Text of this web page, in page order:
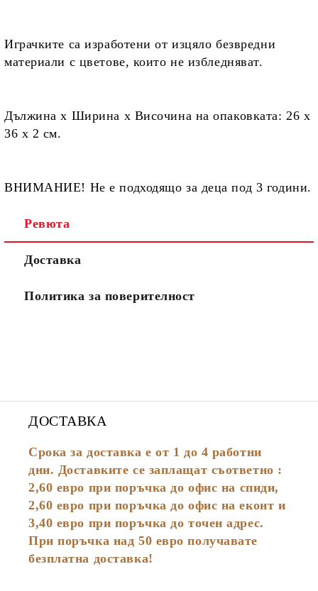
Играчките са изработени отизцяло безвредни
материали с цветове, които не избледняват.
Дължина х Ширина х Височина на опаковката:26 х
36 х 2 см.
ВНИМАНИЕ! Не е подходящо за деца под 3 години.
Ревюта
Доставка
Политика за поверителност
ДОСТАВКА
Срока за доставка е от 1 до 4 работни
дни. Доставките се заплащат съответно :
2,60 евро при поръчка до офис на спиди,
2,60 евро при поръчка до офис на еконт и
3,40 евро при поръчка до точен адрес.
При поръчка над 50 евро получавате
безплатна доставка!